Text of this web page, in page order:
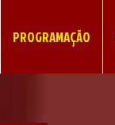
PROGRAMAÇÃO